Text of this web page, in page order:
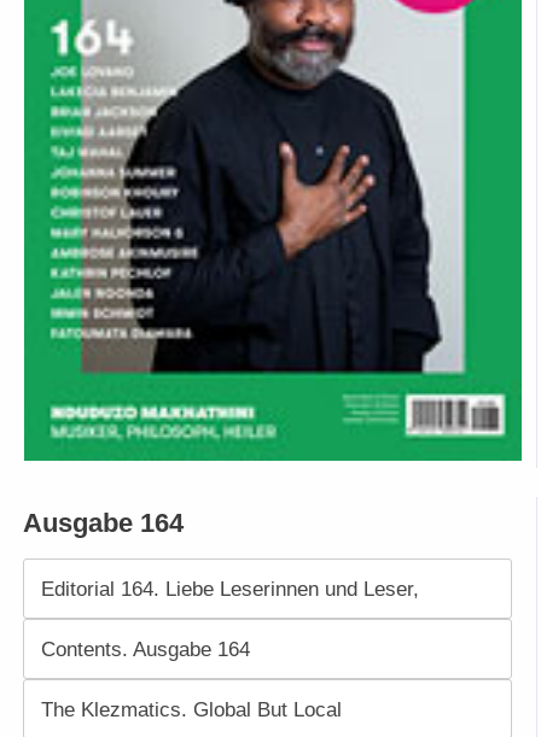
Ausgabe 164
Editorial 164. Liebe Leserinnen und Leser,
Contents. Ausgabe 164
The Klezmatics. Global But Local